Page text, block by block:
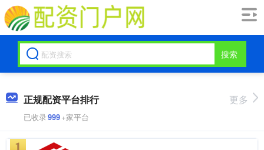
搜索
正规配资平台排行
已收录999+家平台
更多